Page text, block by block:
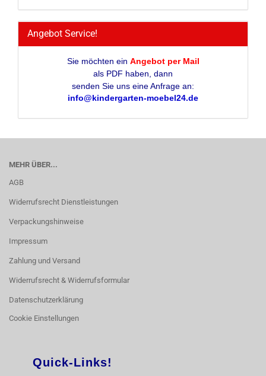
Angebot Service!
Sie möchten ein Angebot per Mail
als PDF haben, dann
senden Sie uns eine Anfrage an:
info@kindergarten-moebel24.de
MEHR ÜBER...
AGB
Widerrufsrecht Dienstleistungen
Verpackungshinweise
Impressum
Zahlung und Versand
Widerrufsrecht & Widerrufsformular
Datenschutzerklärung
Cookie Einstellungen
Quick-Links!